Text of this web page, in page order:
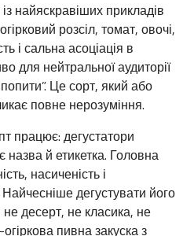
найяскравіших прикладів
розсіл, томат, овочі,
і сальна асоціація в
для нейтральної аудиторії
Це сорт, який або
повне нерозуміння.
працює: дегустатори
назва й етикетка. Головна
насиченість і
дегустувати його
десерт, не класика, не
пивна закуска з